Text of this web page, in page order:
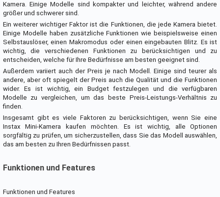
Kamera. Einige Modelle sind kompakter und leichter, während andere
größer und schwerer sind.
Ein weiterer wichtiger Faktor ist die Funktionen, die jede Kamera bietet.
Einige Modelle haben zusätzliche Funktionen wie beispielsweise einen
Selbstauslöser, einen Makromodus oder einen eingebauten Blitz. Es ist
wichtig, die verschiedenen Funktionen zu berücksichtigen und zu
entscheiden, welche für Ihre Bedürfnisse am besten geeignet sind.
Außerdem variiert auch der Preis je nach Modell. Einige sind teurer als
andere, aber oft spiegelt der Preis auch die Qualität und die Funktionen
wider. Es ist wichtig, ein Budget festzulegen und die verfügbaren
Modelle zu vergleichen, um das beste Preis-Leistungs-Verhältnis zu
finden.
Insgesamt gibt es viele Faktoren zu berücksichtigen, wenn Sie eine
Instax Mini-Kamera kaufen möchten. Es ist wichtig, alle Optionen
sorgfältig zu prüfen, um sicherzustellen, dass Sie das Modell auswählen,
das am besten zu Ihren Bedürfnissen passt.
Funktionen und Features
Funktionen und Features